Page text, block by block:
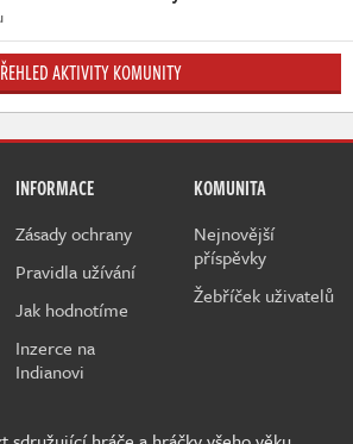
AKTIVITY KOMUNITY
INFORMACE
Zásady ochrany
Pravidla užívání
Jak hodnotíme
Inzerce na
Indianovi
KOMUNITA
Nejnovější
příspěvky
Žebříček uživatelů